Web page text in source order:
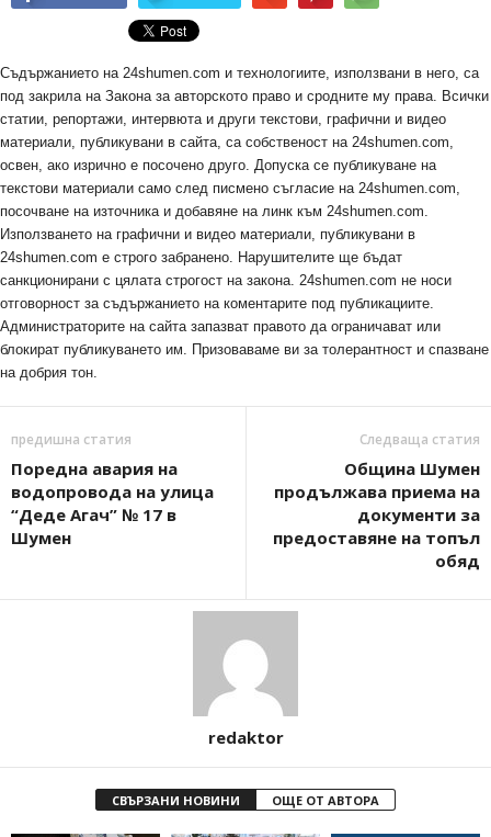
Съдържанието на 24shumen.com и технологиите, използвани в него, са
под закрила на Закона за авторското право и сродните му права. Всички
статии, репортажи, интервюта и други текстови, графични и видео
материали, публикувани в сайта, са собственост на 24shumen.com,
освен, ако изрично е посочено друго. Допуска се публикуване на
текстови материали само след писмено съгласие на 24shumen.com,
посочване на източника и добавяне на линк към 24shumen.com.
Използването на графични и видео материали, публикувани в
24shumen.com е строго забранено. Нарушителите ще бъдат
санкционирани с цялата строгост на закона. 24shumen.com не носи
отговорност за съдържанието на коментарите под публикациите.
Администраторите на сайта запазват правото да ограничават или
блокират публикуването им. Призоваваме ви за толерантност и спазване
на добрия тон.
предишна статия
Поредна авария на
водопровода на улица
“Деде Агач” № 17 в
Шумен
Следваща статия
Община Шумен
продължава приема на
документи за
предоставяне на топъл
обяд
redaktor
СВЪРЗАНИ НОВИНИ ОЩЕ ОТ АВТОРА